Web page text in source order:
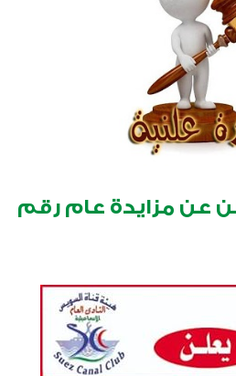
عن مزايدة عام رقم